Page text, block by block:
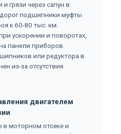
грязи через сапун в
подшипники муфты
к 60-80 тыс. км.
ускорении и поворотах,
панели приборов.
или редуктора в
из-за отсутствия
двигателем
в моторном отсеке и